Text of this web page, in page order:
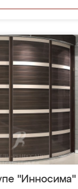
"Инносима"